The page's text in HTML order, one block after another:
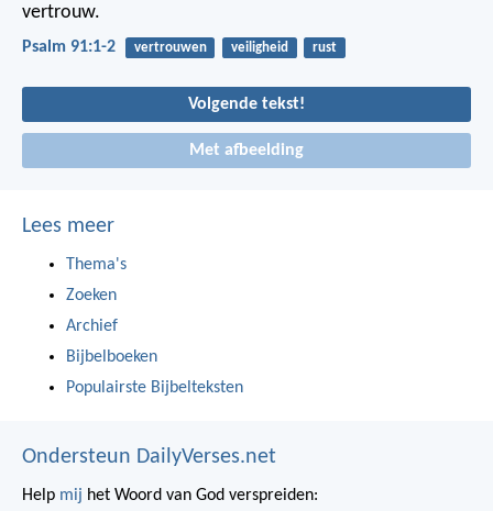
vertrouw.
Psalm 91:1-2 vertrouwen veiligheid rust
Volgende tekst!
Met afbeelding
Lees meer
Thema's
Zoeken
Archief
Bijbelboeken
Populairste Bijbelteksten
Ondersteun DailyVerses.net
Help mij het Woord van God verspreiden: